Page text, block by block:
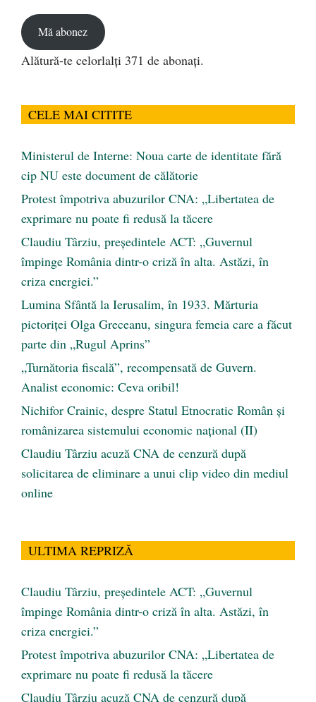
Mă abonez
Alătură-te celorlalți 371 de abonați.
CELE MAI CITITE
Ministerul de Interne: Noua carte de identitate fără
cip NU este document de călătorie
Protest împotriva abuzurilor CNA: „Libertatea de
exprimare nu poate fi redusă la tăcere
Claudiu Târziu, președintele ACT: „Guvernul
împinge România dintr-o criză în alta. Astăzi, în
criza energiei.”
Lumina Sfântă la Ierusalim, în 1933. Mărturia
pictoriței Olga Greceanu, singura femeia care a făcut
parte din „Rugul Aprins”
„Turnătoria fiscală”, recompensată de Guvern.
Analist economic: Ceva oribil!
Nichifor Crainic, despre Statul Etnocratic Român şi
românizarea sistemului economic naţional (II)
Claudiu Târziu acuză CNA de cenzură după
solicitarea de eliminare a unui clip video din mediul
online
ULTIMA REPRIZĂ
Claudiu Târziu, președintele ACT: „Guvernul
împinge România dintr-o criză în alta. Astăzi, în
criza energiei.”
Protest împotriva abuzurilor CNA: „Libertatea de
exprimare nu poate fi redusă la tăcere
Claudiu Târziu acuză CNA de cenzură după